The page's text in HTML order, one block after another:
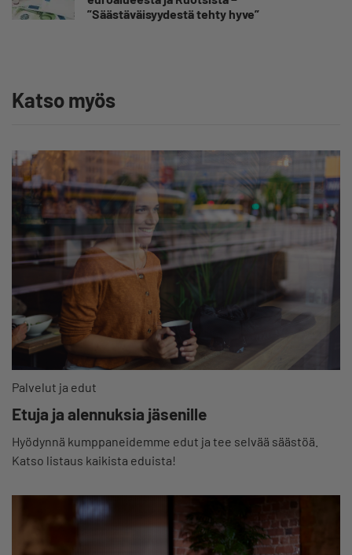
”Säästäväisyydestä tehty hyve”
Katso myös
Palvelut ja edut
Etuja ja alennuksia jäsenille
Hyödynnä kumppaneidemme edut ja tee selvää säästöä.
Katso listaus kaikista eduista!